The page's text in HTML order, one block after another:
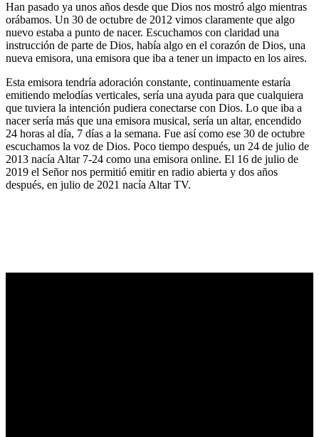
Han pasado ya unos años desde que Dios nos mostró algo mientras
orábamos. Un 30 de octubre de 2012 vimos claramente que algo
nuevo estaba a punto de nacer. Escuchamos con claridad una
instrucción de parte de Dios, había algo en el corazón de Dios, una
nueva emisora, una emisora que iba a tener un impacto en los aires.
Esta emisora tendría adoración constante, continuamente estaría
emitiendo melodías verticales, sería una ayuda para que cualquiera
que tuviera la intención pudiera conectarse con Dios. Lo que iba a
nacer sería más que una emisora musical, sería un altar, encendido
24 horas al día, 7 días a la semana. Fue así como ese 30 de octubre
escuchamos la voz de Dios. Poco tiempo después, un 24 de julio de
2013 nacía Altar 7-24 como una emisora online. El 16 de julio de
2019 el Señor nos permitió emitir en radio abierta y dos años
después, en julio de 2021 nacía Altar TV.